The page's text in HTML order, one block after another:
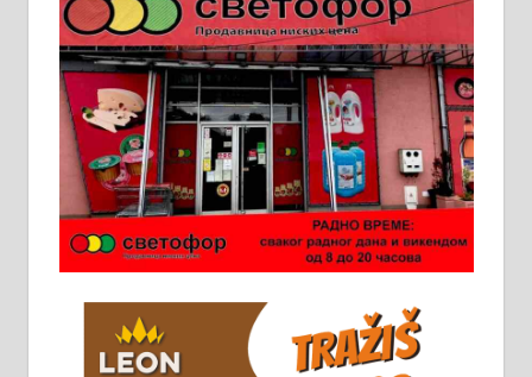
Пружам услуге завршних радова
у грађевини, хидроизолације и
молерских радова. 061/25-28-058
Ало таксију потребан возач са Б
категоријом. 064/02-85-511
Потребна два радника за рад на
стоваришту „Липа промет” у
Алексинцу. За више
информација доћи лично на
стовариште у улици Максима
Горког 26 сваког радног дана од
8 до 15 часова. 063/465-045